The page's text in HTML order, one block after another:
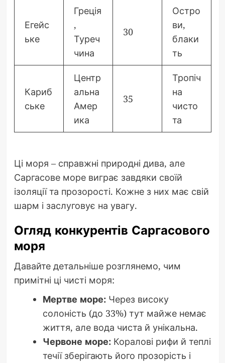
Егейс
ьке
Греція
,
Туреч
чина
30
Остро
ви,
блаки
ть
Кариб
ське
Центр
альна
Амер
ика
35
Тропіч
на
чисто
та
Ці моря – справжні природні дива, але
Саргасове море виграє завдяки своїй
ізоляції та прозорості. Кожне з них має свій
шарм і заслуговує на увагу.
Огляд конкурентів Саргасового
моря
Давайте детальніше розглянемо, чим
примітні ці чисті моря:
Мертве море:Через високу
солоність (до 33%) тут майже немає
життя, але вода чиста й унікальна.
Червоне море:Коралові рифи й теплі
течії зберігають його прозорість і